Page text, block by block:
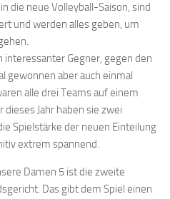
die neue Volleyball-Saison, sind
und werden alles geben, um
Gegner, gegen den
gewonnen aber auch einmal
alle drei Teams auf einem
Jahr haben sie zwei
Spielstärke der neuen Einteilung
extrem spannend.
Damen 5 ist die zweite
Das gibt dem Spiel einen